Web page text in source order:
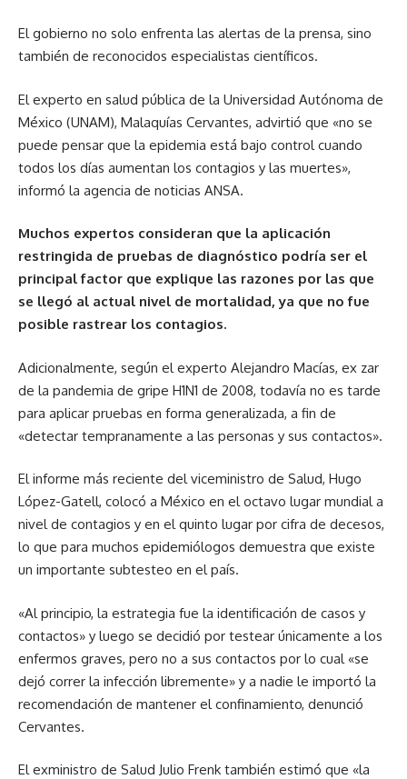
El gobierno no solo enfrenta las alertas de la prensa, sino
también de reconocidos especialistas científicos.
El experto en salud pública de la Universidad Autónoma de
México (UNAM), Malaquías Cervantes, advirtió que «no se
puede pensar que la epidemia está bajo control cuando
todos los días aumentan los contagios y las muertes»,
informó la agencia de noticias ANSA.
Muchos expertos consideran que la aplicación
restringida de pruebas de diagnóstico podría ser el
principal factor que explique las razones por las que
se llegó al actual nivel de mortalidad, ya que no fue
posible rastrear los contagios.
Adicionalmente, según el experto Alejandro Macías, ex zar
de la pandemia de gripe H1N1 de 2008, todavía no es tarde
para aplicar pruebas en forma generalizada, a fin de
«detectar tempranamente a las personas y sus contactos».
El informe más reciente del viceministro de Salud, Hugo
López-Gatell, colocó a México en el octavo lugar mundial a
nivel de contagios y en el quinto lugar por cifra de decesos,
lo que para muchos epidemiólogos demuestra que existe
un importante subtesteo en el país.
«Al principio, la estrategia fue la identificación de casos y
contactos» y luego se decidió por testear únicamente a los
enfermos graves, pero no a sus contactos por lo cual «se
dejó correr la infección libremente» y a nadie le importó la
recomendación de mantener el confinamiento, denunció
Cervantes.
El exministro de Salud Julio Frenk también estimó que «la